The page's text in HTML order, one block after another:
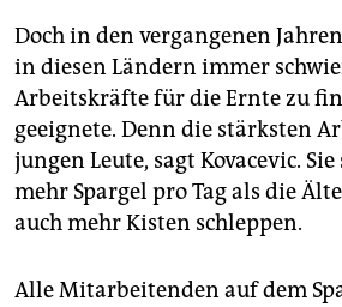
Doch in den vergangenen
in diesen Ländern immer
Arbeitskräfte für die Ernte zu
geeignete. Denn die stärksten
jungen Leute, sagt Kovacevic.
mehr Spargel pro Tag als die
auch mehr Kisten schleppen.
Alle Mitarbeitenden auf dem